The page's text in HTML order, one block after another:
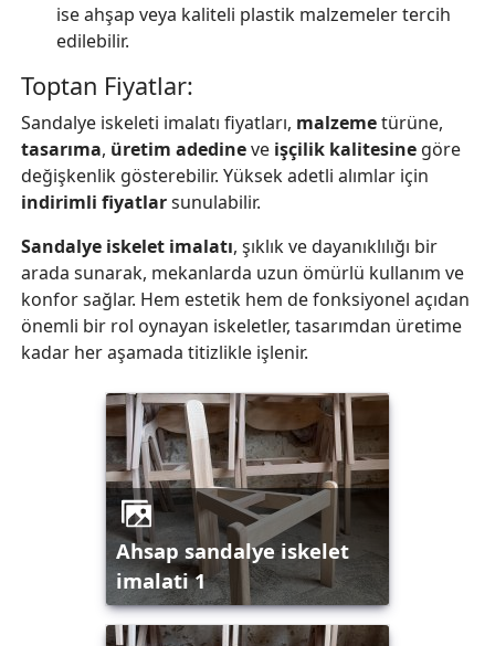
ise ahşap veya kaliteli plastik malzemeler tercih
edilebilir.
Toptan Fiyatlar:
Sandalye iskeleti imalatı fiyatları, malzemetürüne,
tasarıma, üretim adedineve işçilik kalitesine göre
değişkenlik gösterebilir. Yüksek adetli alımlar için
indirimli fiyatlarsunulabilir.
Sandalye iskelet imalatı, şıklık ve dayanıklılığı bir
arada sunarak, mekanlarda uzun ömürlü kullanım ve
konfor sağlar. Hem estetik hem de fonksiyonel açıdan
önemli bir rol oynayan iskeletler, tasarımdan üretime
kadar her aşamada titizlikle işlenir.
ahsap sandalye iskelet
imalati 1